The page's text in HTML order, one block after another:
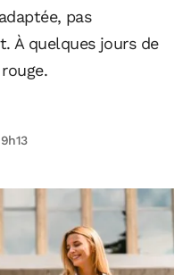
pas
À quelques jours de